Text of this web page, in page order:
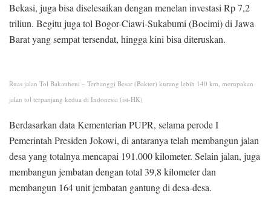
Bekasi, juga bisa diselesaikan dengan menelan investasi Rp 7,2
triliun. Begitu juga tol Bogor-Ciawi-Sukabumi (Bocimi) di Jawa
Barat yang sempat tersendat, hingga kini bisa diteruskan.
Ruas jalan Tol Bakauheni – Terbanggi Besar (Bakter) kurang lebih 140 km, merupakan
jalan tol terpanjang kedua di Indonesia (ist-HK)
Berdasarkan data Kementerian PUPR, selama perode I
Pemerintah Presiden Jokowi, di antaranya telah membangun jalan
desa yang totalnya mencapai 191.000 kilometer. Selain jalan, juga
membangun jembatan dengan total 39,8 kilometer dan
membangun 164 unit jembatan gantung di desa-desa.